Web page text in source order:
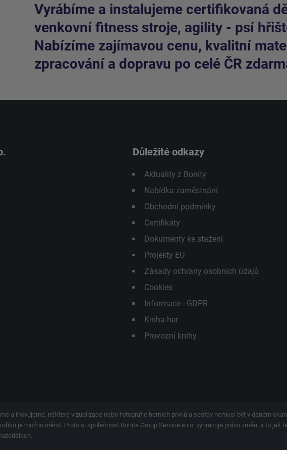
Vyrábíme a instalujeme certifikovaná
venkovní fitness stroje, agility - psí
Nabízíme zajímavou cenu, kvalitní
zpracování a dopravu po celé ČR
Důležité odkazy
Aktuality z Bonity
Nabídka zaměstnání
Obchodní podmínky
Certifikáty
Dokumenty ke stažení
Projekty EU
Zásady ochrany osobních údajů
Cookies
Informace - GDPR
Kniha her
Provozní knihy
a inovujeme, některé vizualizace nebo fotografie herních prvků a sestav nemusí být v daném
je možno měnit. Proto si společnost Bonita Group Service s.r.o. vyhrazuje právo změn, a to